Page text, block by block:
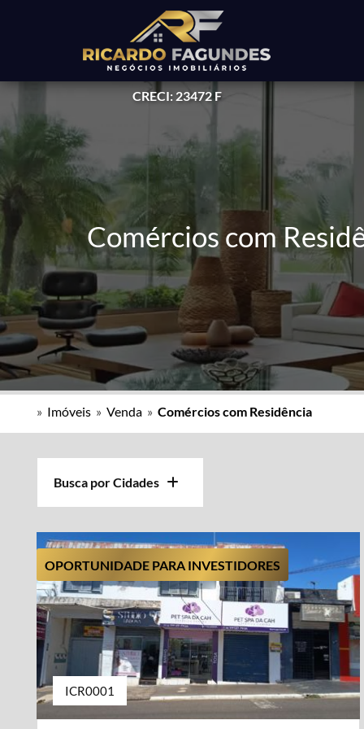
CRECI: 23472 F
Comércios com
» Imóveis » Venda » Comércios com Residência
Busca por Cidades
OPORTUNIDADE PARA INVESTIDORES
ICR0001